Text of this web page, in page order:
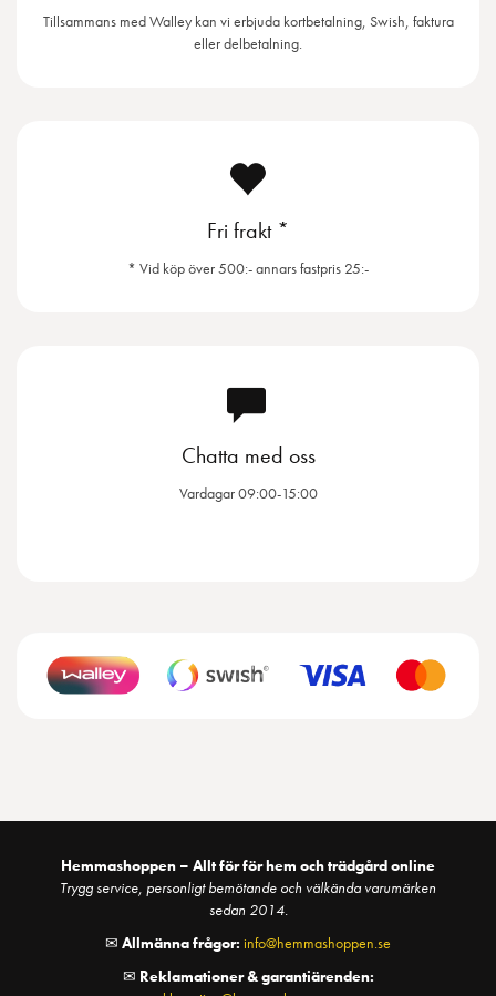
Tillsammans med Walley kan vi erbjuda kortbetalning, Swish, faktura
eller delbetalning.
Fri frakt *
* Vid köp över 500:- annars fastpris 25:-
Chatta med oss
Vardagar 09:00-15:00
Hemmashoppen – Allt för för hem och trädgård online
Trygg service, personligt bemötande och välkända varumärken
sedan 2014.
✉ Allmänna frågor: info@hemmashoppen.se
✉ Reklamationer & garantiärenden: